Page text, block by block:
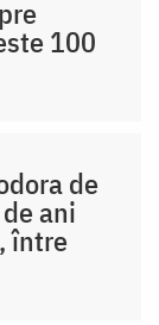
100
de
ani
între